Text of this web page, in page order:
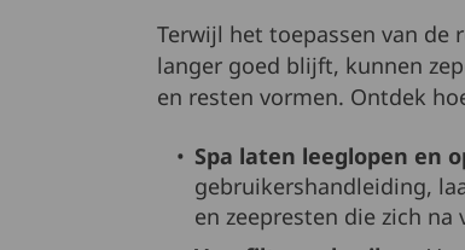
Terwijl het toepassen van
langer goed blijft, kunnen
en resten vormen. Ontdek
Spa laten leeglopen en
gebruikershandleiding,
en zeepresten die zich